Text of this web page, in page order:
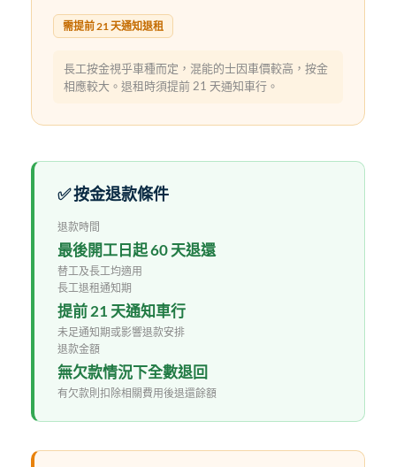
需提前 21 天通知退租
長工按金視乎車種而定，混能的士因車價較高，按金
相應較大。退租時須提前 21 天通知車行。
✅ 按金退款條件
退款時間
最後開工日起 60 天退還
替工及長工均適用
長工退租通知期
提前 21 天通知車行
未足通知期或影響退款安排
退款金額
無欠款情況下全數退回
有欠款則扣除相關費用後退還餘額